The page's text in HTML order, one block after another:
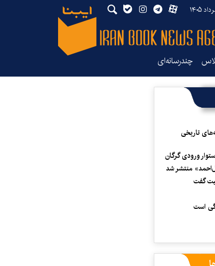
چندرسانه‌ای
تاریخی
ورودی گرگان
منتشر شد
گفت
است